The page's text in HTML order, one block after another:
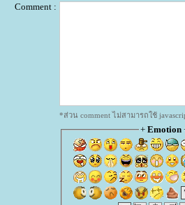
Comment :
*ส่วน comment ไม่สามารถใช้
+ Emotion